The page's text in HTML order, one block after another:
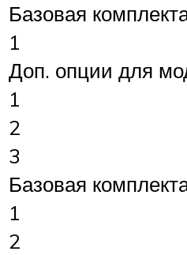
Базовая
1
Доп. опции для
1
2
3
Базовая
1
2